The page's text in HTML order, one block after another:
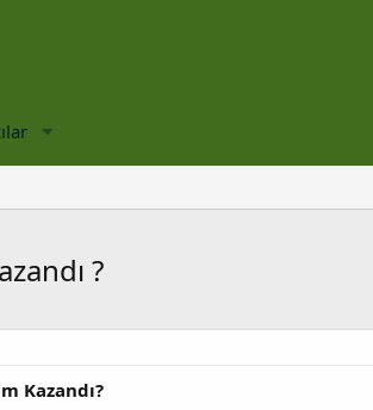
?
Kazandı?